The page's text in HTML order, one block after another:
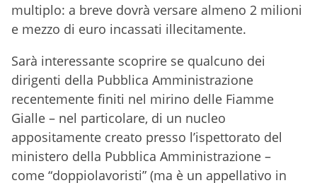
multiplo: a breve dovrà versare almeno 2 milioni
e mezzo di euro incassati illecitamente.
Sarà interessante scoprire se qualcuno dei
dirigenti della Pubblica Amministrazione
recentemente finiti nel mirino delle Fiamme
Gialle – nel particolare, di un nucleo
appositamente creato presso l’ispettorato del
ministero della Pubblica Amministrazione –
come “doppiolavoristi” (ma è un appellativo in